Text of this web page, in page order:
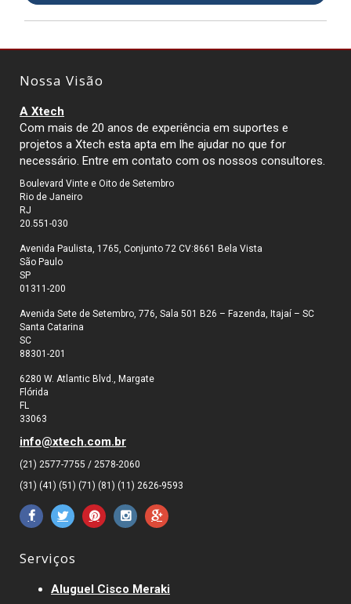
Nossa Visão
A Xtech
Com mais de 20 anos de experiência em suportes e
projetos a Xtech esta apta em lhe ajudar no que for
necessário. Entre em contato com os nossos consultores.
Boulevard Vinte e Oito de Setembro
Rio de Janeiro
RJ
20.551-030
Avenida Paulista, 1765, Conjunto 72 CV:8661 Bela Vista
São Paulo
SP
01311-200
Avenida Sete de Setembro, 776, Sala 501 B26 – Fazenda, Itajaí – SC
Santa Catarina
SC
88301-201
6280 W. Atlantic Blvd., Margate
Flórida
FL
33063
info@xtech.com.br
(21) 2577-7755 / 2578-2060
(31) (41) (51) (71) (81) (11) 2626-9593
Serviços
Aluguel Cisco Meraki